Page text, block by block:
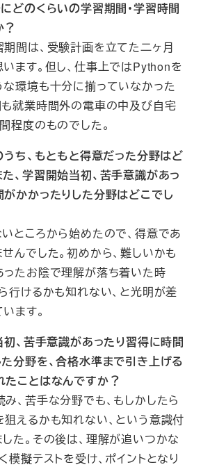
どのくらいの学習期間・学習時間
間は、受験計画を立てた二ヶ月
ます。但し、仕事上ではPythonを
環境も十分に揃っていなかった
も就業時間外の電車の中及び自宅
程度のものでした。
うち、もともと得意だった分野はど
、学習開始当初、苦手意識があっ
かかったりした分野はどこでし
ところから始めたので、得意であ
んでした。初めから、難しいかも
ったお陰で理解が落ち着いた時
行けるかも知れない、と光明が差
ます。
初、苦手意識があったり習得に時間
分野を、合格水準まで引き上げる
たことはなんですか？
、苦手な分野でも、もしかしたら
えるかも知れない、という意識付
た。その後は、理解が追いつかな
模擬テストを受け、ポイントとなり